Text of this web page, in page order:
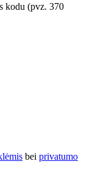
kodu (pvz. 370
bei privatumo